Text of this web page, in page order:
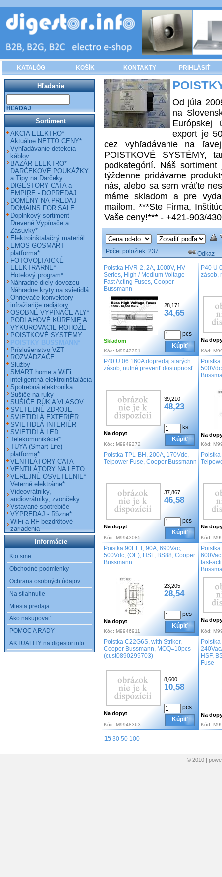
KATALÓG KOŠÍK KONTAKTY PRIHLÁSIŤ
Od júla
na
Európskej
export je
cez vyhľadávanie na
POISTKOVÉ SYSTÉMY,
podkategórií. Náš
týždenne pridávame
nás, alebo sa sem vráťte
máme skladom a pre
mailom. ***Ste Firma,
Vaše ceny!*** - +421-903/
Počet položiek: 237 Odkaz
Poistka HVR-2, 2A, 1000V, HV
Series, High / Medium Voltage
Fast Acting Fuses, Cooper
Bussmann
28,171
34,65
pcs
Kúpiť
Skladom
Kód: M9943391
P40 U
zásob,
Na
Kód:
P40 U 06 160A dopredaj starých
zásob, nutné preveriť dostupnosť
39,210
48,23
ks
Kúpiť
Na dopyt
Kód: M9949272
Na
Kód:
Poistka TPL-BH, 200A, 170Vdc,
Telpower Fuse, Cooper Bussmann
37,867
46,58
pcs
Kúpiť
Na dopyt
Kód: M9943085
Na
Kód:
Poistka 90EET, 90A, 690Vac,
500Vdc, (OE), HSF, BS88, Cooper
Bussmann
23,205
28,54
pcs
Kúpiť
Na dopyt
Kód: M9946911
fast-
Na
Kód:
Poistka C22G6S, with Striker,
Cooper Bussmann, MOQ=10pcs
(cust0890295703)
8,600
10,58
pcs
Kúpiť
Na dopyt
Kód: M9948363
HSF,
Fuse
Na
Kód:
15 30 50 100
Hľadanie
HĽADAJ
Sortiment
AKCIA ELEKTRO*
Aktuálne NETTO CENY*
Vyhľadávanie detekcia
káblov
BAZÁR ELEKTRO*
DARČEKOVÉ POUKÁŽKY
a Tipy na Darčeky
DIGESTORY CATA a
EMPIRE - DOPREDAJ
DOMÉNY NA PREDAJ
DOMAINS FOR SALE
Doplnkový sortiment
Drevené Vypínače a
Zásuvky*
Elektroinštalačný materiál
EMOS GOSMART
platforma*
FOTOVOLTAICKÉ
ELEKTRÁRNE*
Hotelový program*
Náhradné diely dovozcu
Náhradne kryty na svietidlá
Ohrievače konvektory
infražiariče radiátory
OSOBNÉ VYPÍNAČE ALY*
PODLAHOVÉ KÚRENIE A
VYKUROVACIE ROHOŽE
POISTKOVÉ SYSTÉMY
POISTKY BUSSMANN*
Príslušenstvo VZT
ROZVÁDZAČE
Služby
SMART home a WiFi
inteligentná elektroinštalácia
Spotrebná elektronika
Sušiče na ruky
SUŠIČE RÚK A VLASOV
SVETELNÉ ZDROJE
SVIETIDLÁ EXTERIÉR
SVIETIDLÁ INTERIÉR
SVIETIDLÁ LED
Telekomunikácie*
TUYA (Smart Life)
platforma*
VENTILÁTORY CATA
VENTILÁTORY NA LETO
VEREJNÉ OSVETLENIE*
Veterné elektrárne*
Videovrátniky,
audiovrátniky, zvončeky
Vstavané spotrebiče
VÝPREDAJ - Rôzne*
WiFi a RF bezdrôtové
zariadenia
Informácie
Kto sme
Obchodné podmienky
Ochrana osobných údajov
Na stiahnutie
Miesta predaja
Ako nakupovať
POMOC A RADY
AKTUALITY na digestor.info
© 2010 |